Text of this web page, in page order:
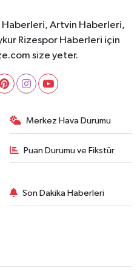
Haberleri, Artvin Haberleri,
Rizespor Haberleri için
size yeter.
Merkez Hava Durumu
Puan Durumu ve Fikstür
Son Dakika Haberleri